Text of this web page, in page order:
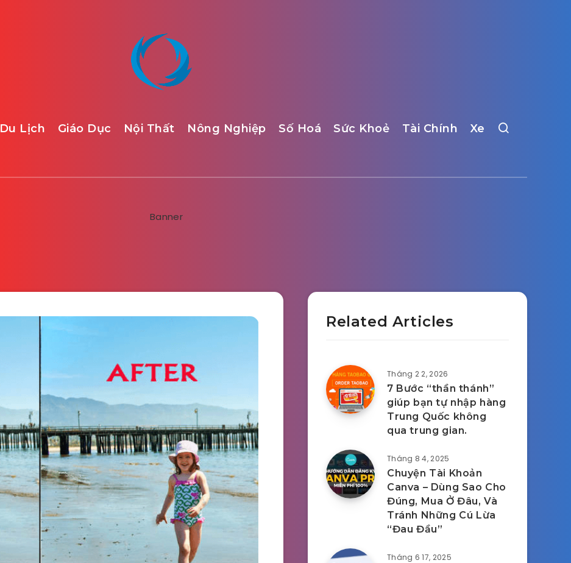
Du Lịch Giáo Dục Nội Thất Nông Nghiệp Số Hoá Sức Khoẻ Tài Chính Xe
Related Articles
Tháng 2 2, 2026
7 Bước “thần thánh”
giúp bạn tự nhập hàng
Trung Quốc không
qua trung gian.
Tháng 8 4, 2025
Chuyện Tài Khoản
Canva – Dùng Sao Cho
Đúng, Mua Ở Đâu, Và
Tránh Những Cú Lừa
“Đau Đầu”
Tháng 6 17, 2025